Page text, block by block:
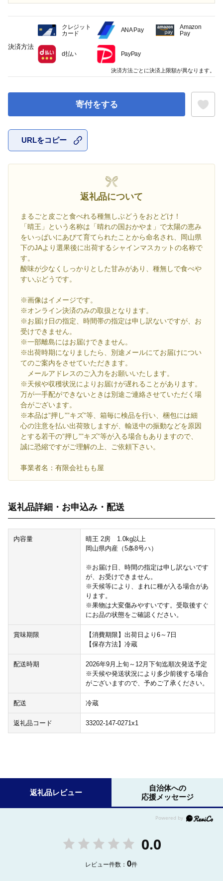
寄付をする
URLをコピー
返礼品について
まるごと皮ごと食べれる種無しぶどうをおとどけ！
「晴王」という名称は「晴れの国おかやま」で太陽の恵み
をいっぱいにあびて育てられたことから命名され、岡山県
下のJAより選果後に出荷するシャインマスカットの名称で
す。
酸味が少なくしっかりとした甘みがあり、種無しで食べや
すいぶどうです。
※画像はイメージです。
※オンライン決済のみの取扱となります。
※お届け日の指定、時間帯の指定は申し訳ないですが、お
受けできません。
※一部離島にはお届けできません。
※出荷時期になりましたら、別途メールにてお届けについ
てのご案内をさせていただきます。
メールアドレスのご入力をお願いいたします。
※天候や収穫状況によりお届けが遅れることがあります。
万が一手配ができないときは別途ご連絡させていただく場
合がございます。
※本品は”押し””キズ”等、箱毎に検品を行い、梱包には細
心の注意を払い出荷致しますが、輸送中の振動などを原因
とする若干の”押し””キズ”等が入る場合もありますので、
誠に恐縮ですがご理解の上、ご依頼下さい。
事業者名：有限会社もも屋
返礼品詳細・お申込み・配送
内容量
晴王 2房 1.0kg以上
岡山県内産（5条8号ハ）
※お届け日、時間の指定は申し訳ないです
が、お受けできません。
※天候等により、まれに種が入る場合があ
ります。
※果物は大変傷みやすいです。受取後すぐ
にお品の状態をご確認ください。
賞味期限
【消費期限】出荷日より6～7日
【保存方法】冷蔵
配送時期
2026年9月上旬～12月下旬迄順次発送予定
※天候や発送状況により多少前後する場合
がございますので、予めご了承ください。
配送 冷蔵
返礼品コード 33202-147-0271x1
決済方法
クレジット
カード
ANA Pay
Amazon
Pay
d払い PayPay
決済方法ごとに決済上限額が異なります。
返礼品レビュー
自治体への
応援メッセージ
0.0
レビュー件数：0件